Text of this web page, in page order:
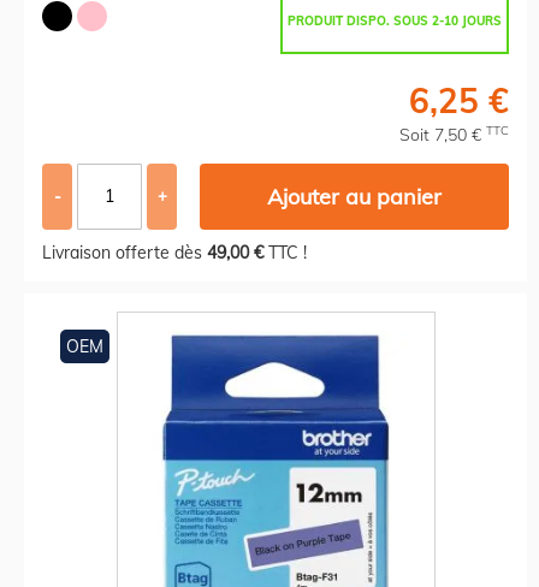
PRODUIT DISPO. SOUS 2-10 JOURS
6,25 €
Soit 7,50 € TTC
- + Ajouter au panier
Livraison offerte dès 49,00 €TTC !
OEM